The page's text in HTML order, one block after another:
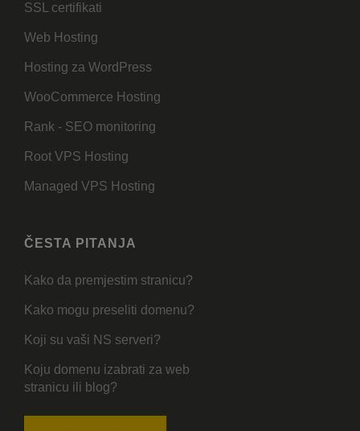
SSL certifikati
Web Hosting
Hosting za WordPress
WooCommerce Hosting
Rank - SEO monitoring
Root VPS Hosting
Managed VPS Hosting
ČESTA PITANJA
Kako da premjestim stranicu?
Kako mogu preseliti domenu?
Koji su vaši NS serveri?
Koju domenu izabrati za web
stranicu ili blog?